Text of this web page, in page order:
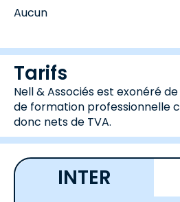
Aucun
Tarifs
Nell & Associés est exonéré
de formation professionnelle
donc nets de TVA.
INTER